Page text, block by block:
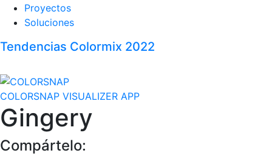
Proyectos
Soluciones
Tendencias Colormix 2022
COLORSNAP VISUALIZER APP
Gingery
Compártelo: